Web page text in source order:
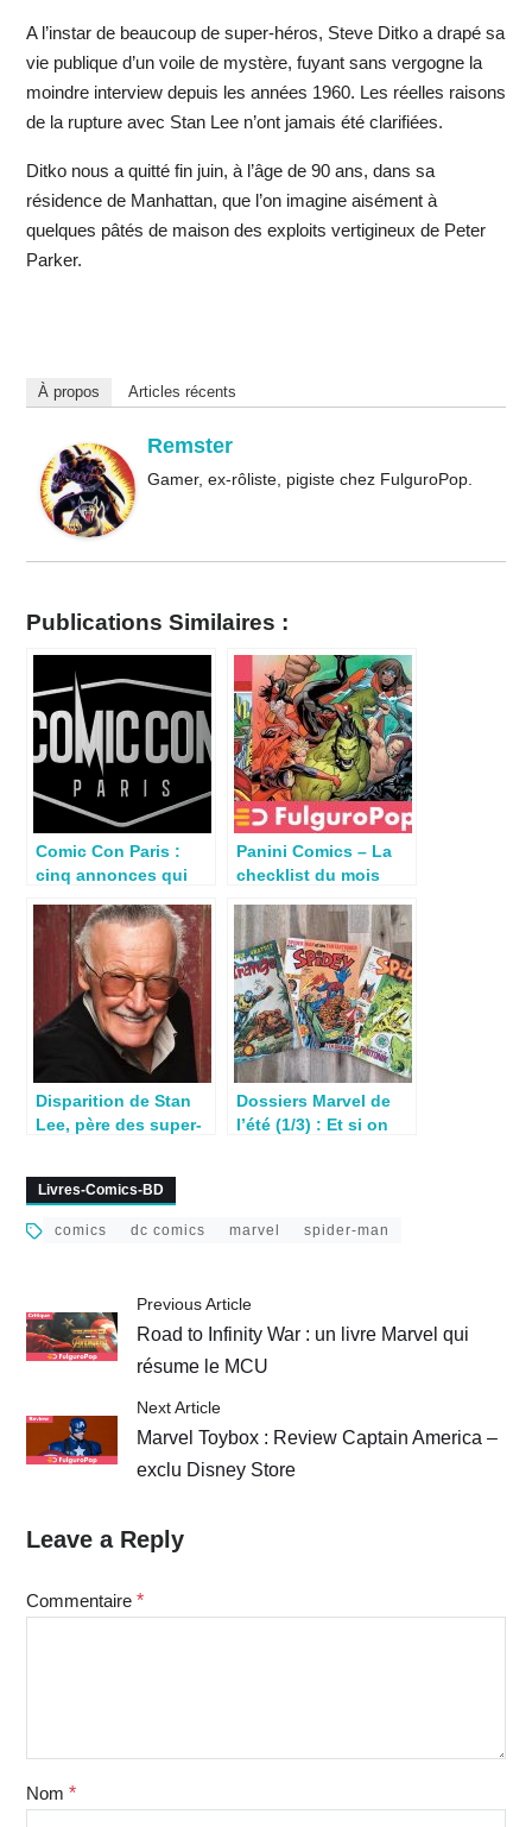
A l’instar de beaucoup de super-héros, Steve Ditko a drapé sa
vie publique d’un voile de mystère, fuyant sans vergogne la
moindre interview depuis les années 1960. Les réelles raisons
de la rupture avec Stan Lee n’ont jamais été clarifiées.
Ditko nous a quitté fin juin, à l’âge de 90 ans, dans sa
résidence de Manhattan, que l’on imagine aisément à
quelques pâtés de maison des exploits vertigineux de Peter
Parker.
À propos Articles récents
Remster
Gamer, ex-rôliste, pigiste chez FulguroPop.
Publications Similaires :
Comic Con Paris :
cinq annonces qui
!
Panini Comics – La
checklist du mois
Disparition de Stan
Lee, père des super-
Dossiers Marvel de
l’été (1/3) : Et si on
Livres-Comics-BD
comics dc comics marvel spider-man
Previous Article
Road to Infinity War : un livre Marvel qui
résume le MCU
Next Article
Marvel Toybox : Review Captain America –
exclu Disney Store
Leave a Reply
Commentaire *
Nom *